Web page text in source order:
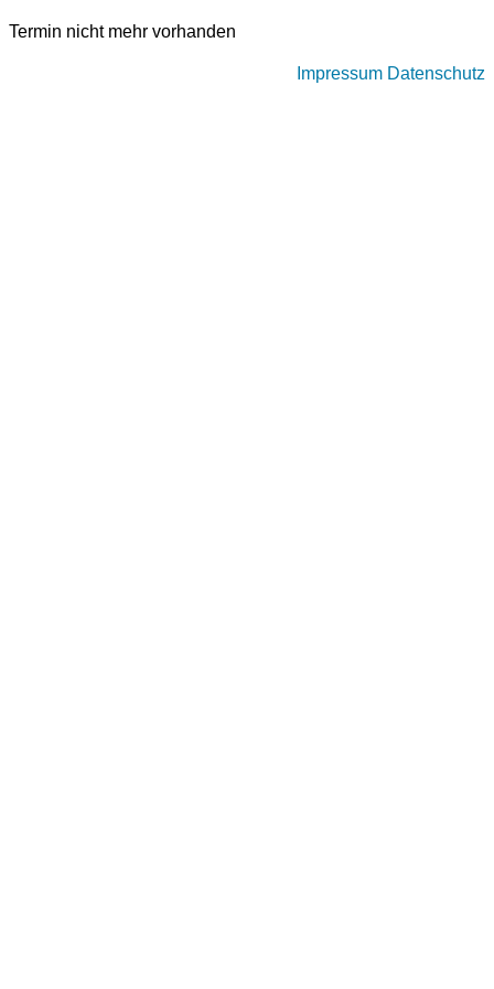
Termin nicht mehr vorhanden
Impressum Datenschutz